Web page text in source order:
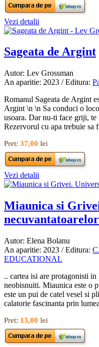
Vezi detalii
Sageata de Argint
Autor: Lev Grossman
An aparitie: 2023 / Editura:
Romanul Sageata de Argint
Argint \n \n Sa conduci o
usoara. Dar nu-ti face griji,
Rezervorul cu apa trebuie
Pret: 37,00 lei
Vezi detalii
Miaunica si
necuvantatoarelor
Autor: Elena Bolanu
An aparitie: 2023 / Editura:
EDUCATIONAL
.. cartea isi are protagonisti
neobisnuiti. Miaunica este o
este un pui de catel vesel si
calatorie fascinanta prin
Pret: 13,00 lei